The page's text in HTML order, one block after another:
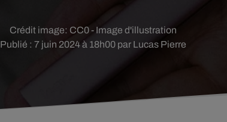
Publié : 7 juin 2024 à 18h00 par Lucas Pierre
Crédit image: CC0 - Image d'illustration